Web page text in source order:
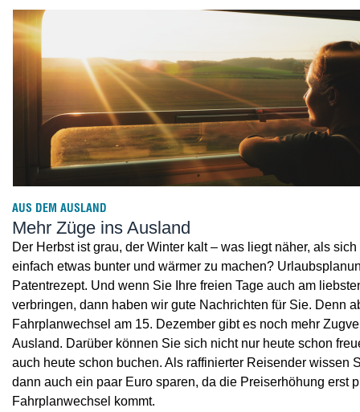
AUS DEM AUSLAND
Mehr Züge ins Ausland
Der Herbst ist grau, der Winter kalt – was liegt näher, als
einfach etwas bunter und wärmer zu machen?
Patentrezept. Und wenn Sie Ihre freien Tage auch am
verbringen, dann haben wir gute Nachrichten für Sie. Denn
Fahrplanwechsel am 15. Dezember gibt es noch mehr
Ausland. Darüber können Sie sich nicht nur heute schon
auch heute schon buchen. Als raffinierter Reisender wissen
dann auch ein paar Euro sparen, da die Preiserhöhung erst
Fahrplanwechsel kommt.